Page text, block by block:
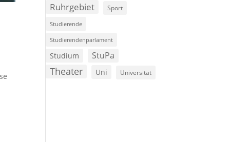
Ruhrgebiet Sport
Studierende
Studierendenparlament
Studium StuPa
Theater Uni Universität